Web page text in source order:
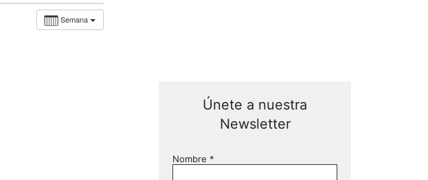
Semana
Únete a nuestra
Newsletter
Nombre *